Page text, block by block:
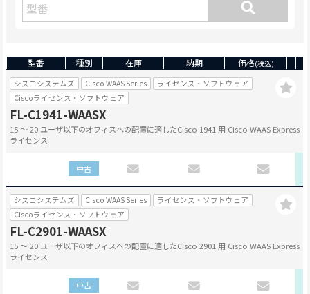
APRESIA
Ruckus
Polycom
BlueCoat
NEC
富士通
その他メーカー
型番 種別 在庫 納期 価格(税込)
シスコシステムズ Cisco WAAS Series
ライセンス・ソフトウェア
Ciscoライセンス・ソフトウェア
FL-C1941-WAASX
15 〜 20 ユーザ以下のオフィスへの配置に適したCisco 1941 用 Cisco WAAS Express
ライセンス
中古
シスコシステムズ Cisco WAAS Series
ライセンス・ソフトウェア
Ciscoライセンス・ソフトウェア
FL-C2901-WAASX
15 〜 20 ユーザ以下のオフィスへの配置に適したCisco 2901 用 Cisco WAAS Express
ライセンス
中古